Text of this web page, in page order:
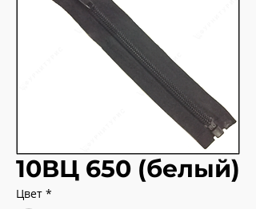
10ВЦ 650 (белый)
Цвет *